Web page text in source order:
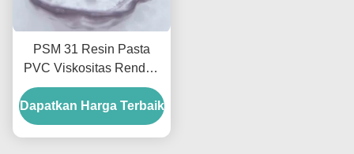
PSM 31 Resin Pasta
PVC Viskositas Rendah
Aliran Pseudoplastik
Untuk Kulit Berbusa Dan
Pelapis
Dapatkan Harga Terbaik